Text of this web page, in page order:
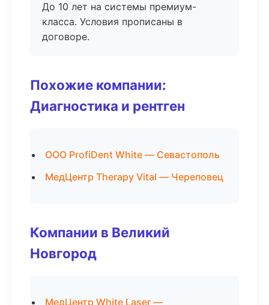
До 10 лет на системы премиум-
класса. Условия прописаны в
договоре.
Похожие компании:
Диагностика и рентген
ООО ProfiDent White — Севастополь
МедЦентр Therapy Vital — Череповец
Компании в Великий
Новгород
МедЦентр White Laser —